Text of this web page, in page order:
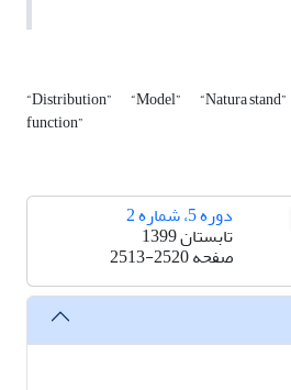
“Distribution” “Model” “Natura stand”
function”
دوره 5، شماره 2
تابستان 1399
صفحه2513-2520